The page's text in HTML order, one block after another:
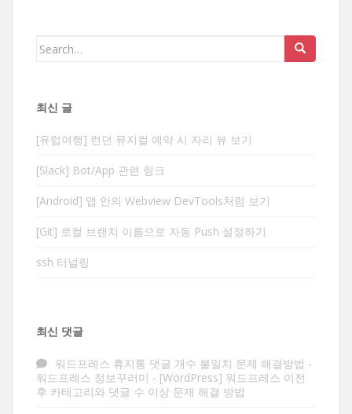
Search
최신 글
[유럽여행] 런던 뮤지컬 예약 시 자리 뷰 보기
[Slack] Bot/App 관련 링크
[Android] 앱 안의 Webview DevTools처럼 보기
[Git] 로컬 브랜치 이름으로 자동 Push 설정하기
ssh 터널링
최신 댓글
워드프레스 휴지통 댓글 개수 불일치 문제 해결방법 -
워드프레스 정보꾸러미 - [WordPress] 워드프레스 이전
후 카테고리와 댓글 수 이상 문제 해결 방법